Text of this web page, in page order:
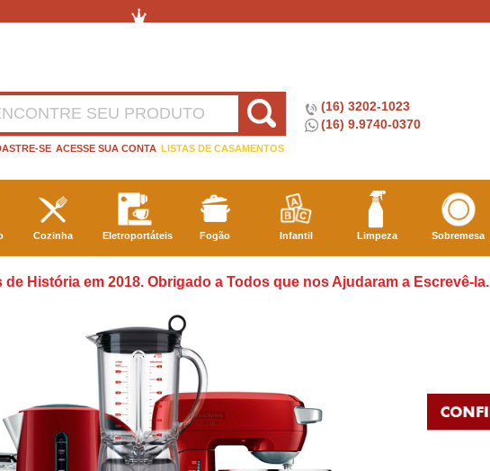
SE ACESSE SUA CONTA LISTAS DE CASAMENTOS
(16) 3202-1023
(16) 9.9740-0370
Cozinha Eletroportáteis Fogão Infantil Limpeza Sobremesa
História em 2018. Obrigado a Todos que nos Ajudaram a Escrevê-la.